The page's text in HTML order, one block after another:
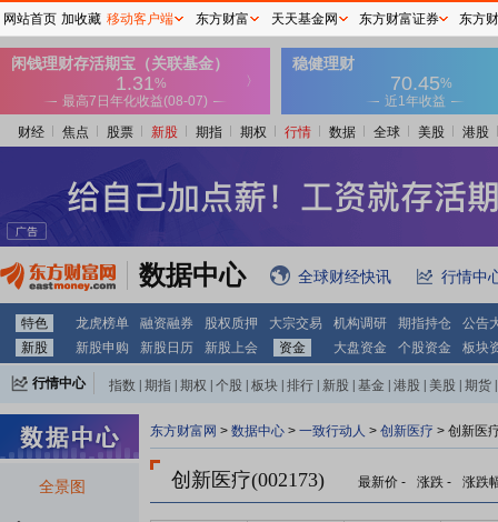
财经 焦点 股票 新股 期指 期权 行情 数据 全球 美股 港股
数据中心 全球财经快讯 行情中
特色 龙虎榜单 融资融券 股权质押 大宗交易 机构调研 期指持仓
公告
新股
新股申购 新股日历 新股上会 资金 大盘资金 个股资金 板块
行情中心 指数 期指 期权 个股 板块 排行 新股 基金 港股 美股 期货
全景图
东方财富网 > 数据中心 > 一致行动人 > 创新医疗 > 创新医
创新医疗(002173) 最新价 - 涨跌 - 涨跌
网站首页 加收藏 移动客户端 东方财富 天天基金网 东方财富证券 东方